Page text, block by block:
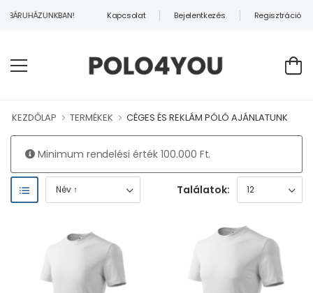
Kapcsolat Bejelentkezés Regisztráció
KEZDŐLAP TERMÉKEK CÉGES ÉS REKLÁM PÓLÓ AJÁNLATUNK
Minimum rendelési érték 100.000 Ft.
Találatok: